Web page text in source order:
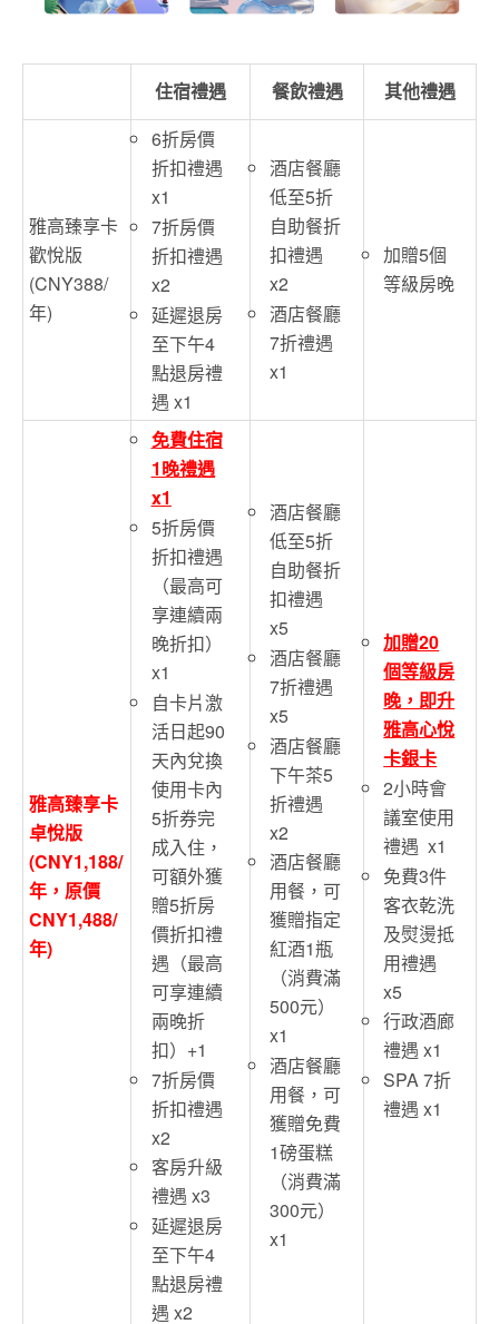
住宿禮遇 餐飲禮遇 其他禮遇
雅高臻享卡
歡悅版
(CNY388/
年)
6折房價
折扣禮遇
x1
7折房價
折扣禮遇
x2
延遲退房
至下午4
點退房禮
遇 x1
酒店餐廳
低至5折
自助餐折
扣禮遇
x2
酒店餐廳
7折禮遇
x1
加贈5個
等級房晚
雅高臻享卡
卓悅版
(CNY1,188/
年，原價
CNY1,488/
年)
免費住宿
1晚禮遇
x1
5折房價
折扣禮遇
（最高可
享連續兩
晚折扣）
x1
自卡片激
活日起90
天內兌換
使用卡內
5折券完
成入住，
可額外獲
贈5折房
價折扣禮
遇（最高
可享連續
兩晚折
扣）+1
7折房價
折扣禮遇
x2
客房升級
禮遇 x3
延遲退房
至下午4
點退房禮
遇 x2
酒店餐廳
低至5折
自助餐折
扣禮遇
x5
酒店餐廳
7折禮遇
x5
酒店餐廳
下午茶5
折禮遇
x2
酒店餐廳
用餐，可
獲贈指定
紅酒1瓶
（消費滿
500元）
x1
酒店餐廳
用餐，可
獲贈免費
1磅蛋糕
（消費滿
300元）
x1
加贈20
個等級房
晚，即升
雅高心悅
卡銀卡
2小時會
議室使用
禮遇 x1
免費3件
客衣乾洗
及熨燙抵
用禮遇
x5
行政酒廊
禮遇 x1
SPA 7折
禮遇 x1